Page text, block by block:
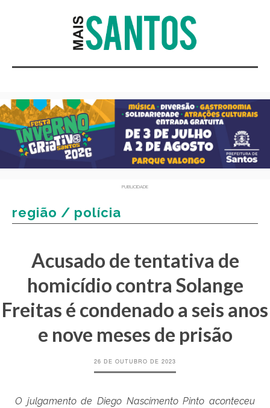
PUBLICIDADE
região / polícia
Acusado de tentativa de
homicídio contra Solange
Freitas é condenado a seis anos
e nove meses de prisão
26 DE OUTUBRO DE 2023
O julgamento de Diego Nascimento Pinto aconteceu